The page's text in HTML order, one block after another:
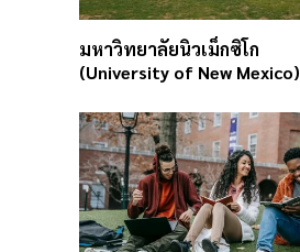
มหาวิทยาลัยนิวเม็กซิโก
(University of New Mexico)